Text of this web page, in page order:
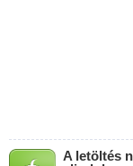
A letöltés